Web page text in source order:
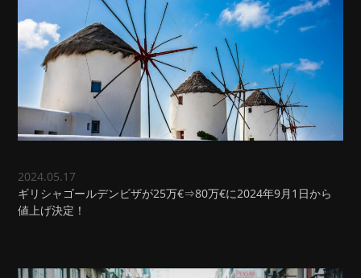
2024.05.17
ギリシャゴールデンビザが25万€⇒80万€に2024年9月1日から
値上げ決定！